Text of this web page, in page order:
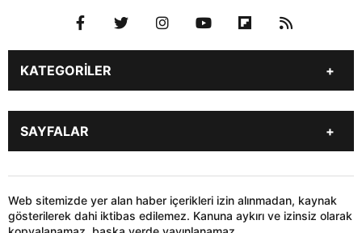
KATEGORİLER
Genel
Gündem
Son Dakika
İstanbul
Stk
Siyaset
Dünya
Sağlık
Teknoloji
SAYFALAR
HABER GÖNDER
Web sitemizde yer alan haber içerikleri izin alınmadan, kaynak
gösterilerek dahi iktibas edilemez. Kanuna aykırı ve izinsiz olarak